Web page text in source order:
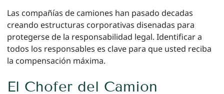
Las compañías de camiones han pasado decadas
creando estructuras corporativas disenadas para
protegerse de la responsabilidad legal. Identificar a
todos los responsables es clave para que usted reciba
la compensación máxima.
El Chofer del Camion